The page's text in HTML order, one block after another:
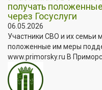
получать
через Госуслуги
06.05.2026
Участники СВО и их семьи
положенные им меры
www.primorsky.ru В